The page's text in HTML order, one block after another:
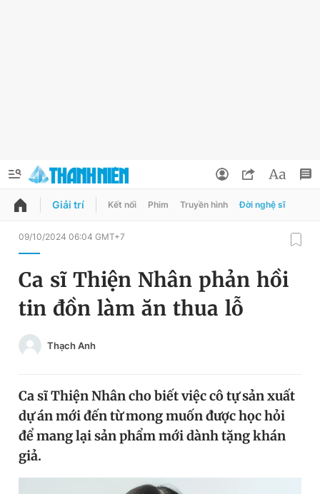
QUẢNG CÁO
Chuyên mục
Chuyên mục khác
Tin thị trường Tin 360
Video
Đổi mật khẩu
Tin đã lưu
Tin đã xem
Đăng xuất
Giải trí Kết nối Phim Truyền hình Đời nghệ sĩ
09/10/2024 06:04 GMT+7
Ca sĩ Thiện Nhân phản hồi
tin đồn làm ăn thua lỗ
Thạch Anh
Ca sĩ Thiện Nhân cho biết việc cô tự sản xuất
dự án mới đến từ mong muốn được học hỏi
để mang lại sản phẩm mới dành tặng khán
giả.